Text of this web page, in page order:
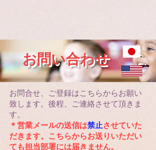
お問い合わせ
お問合せ、ご登録はこちらからお願い
致します。後程、ご連絡させて頂きま
す。
＊営業メールの送信は禁止させていた
だきます。こちらからお送りいただい
ても担当部署には届きません。